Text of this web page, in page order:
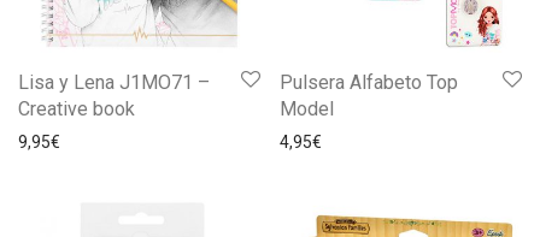
Lisa y Lena J1MO71 –
Creative book
9,95€
Pulsera Alfabeto Top
Model
4,95€